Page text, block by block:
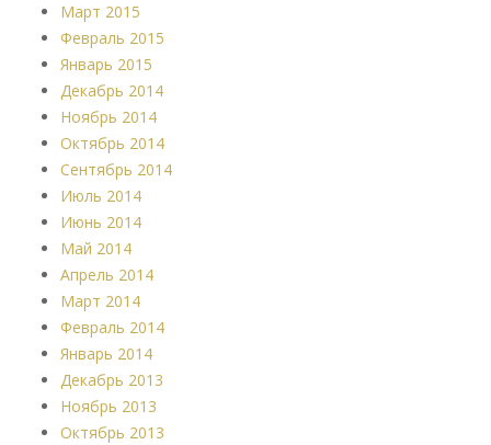
Март 2015
Февраль 2015
Январь 2015
Декабрь 2014
Ноябрь 2014
Октябрь 2014
Сентябрь 2014
Июль 2014
Июнь 2014
Май 2014
Апрель 2014
Март 2014
Февраль 2014
Январь 2014
Декабрь 2013
Ноябрь 2013
Октябрь 2013